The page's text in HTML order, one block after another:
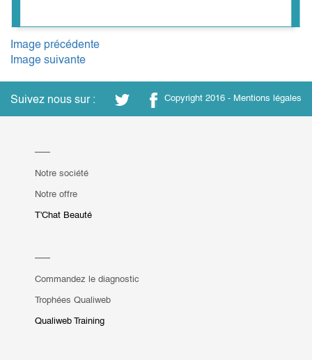
Image précédente
Image suivante
Suivez nous sur : Copyright 2016 - Mentions légales
Notre société
Notre offre
T'Chat Beauté
Commandez le diagnostic
Trophées Qualiweb
Qualiweb Training